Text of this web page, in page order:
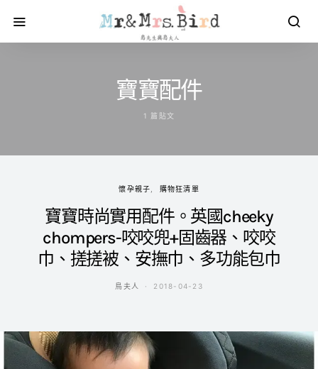
寶寶配件
1 篇貼文
懷孕親子 購物狂清單
寶寶時尚實用配件。英國cheeky
chompers-咬咬兜+固齒器、咬咬
巾、搓搓被、安撫巾、多功能包巾
鳥夫人 2018-04-23